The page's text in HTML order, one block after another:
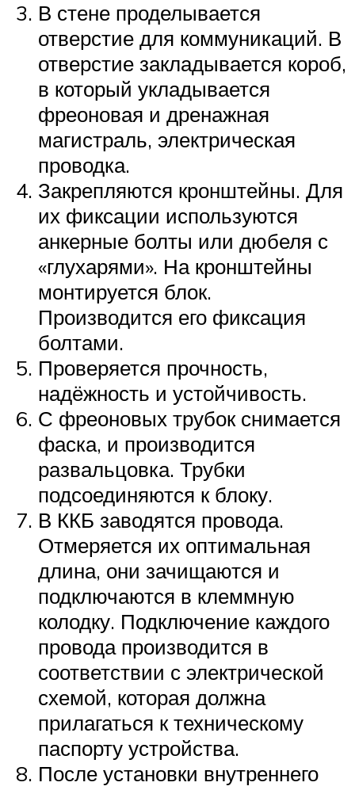
В стене проделывается
отверстие для коммуникаций. В
отверстие закладывается короб,
в который укладывается
фреоновая и дренажная
магистраль, электрическая
проводка.
Закрепляются кронштейны. Для
их фиксации используются
анкерные болты или дюбеля с
«глухарями». На кронштейны
монтируется блок.
Производится его фиксация
болтами.
Проверяется прочность,
надёжность и устойчивость.
С фреоновых трубок снимается
фаска, и производится
развальцовка. Трубки
подсоединяются к блоку.
В ККБ заводятся провода.
Отмеряется их оптимальная
длина, они зачищаются и
подключаются в клеммную
колодку. Подключение каждого
провода производится в
соответствии с электрической
схемой, которая должна
прилагаться к техническому
паспорту устройства.
После установки внутреннего